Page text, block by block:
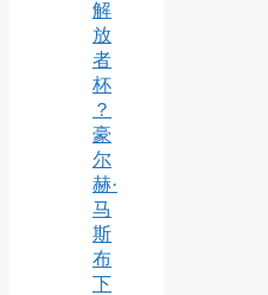
解
放
者
杯
？
豪
尔
赫·
马
斯
布
下